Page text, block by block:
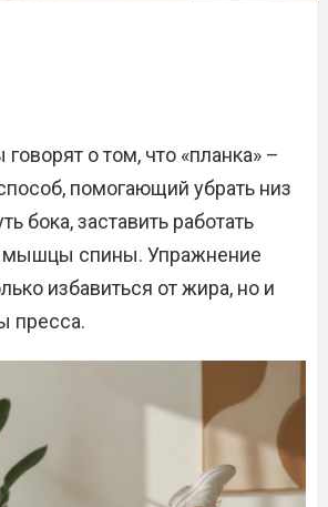
о том, что «планка» –
помогающий убрать низ
бока, заставить работать
мышцы спины. Упражнение
избавиться от жира, но и
пресса.